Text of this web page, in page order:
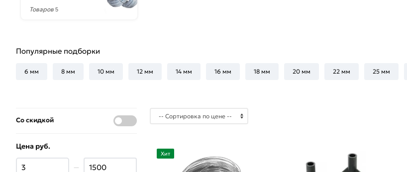
Товаров 5
Популярные подборки
6 мм 8 мм 10 мм 12 мм 14 мм 16 мм 18 мм 20 мм 22 мм 25 мм
Со скидкой
Цена руб.
—
Хит